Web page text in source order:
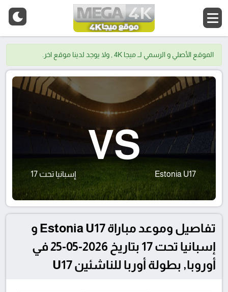
الموقع الأصلي و الرسمي لــ ميجا 4K , ولا يوجد لدينا موقع اخر.
Estonia U17
VS
إسبانيا تحت 17
تفاصيل وموعد مباراة Estonia U17 و
إسبانيا تحت 17 بتاريخ 2026-05-25 في
أوروبا, بطولة أوربا للناشئين U17